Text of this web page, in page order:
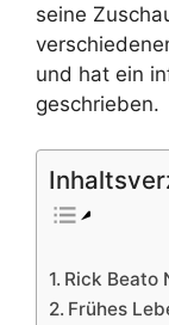
seine
und hat ein
geschrieben.
Rick Beato
Frühes